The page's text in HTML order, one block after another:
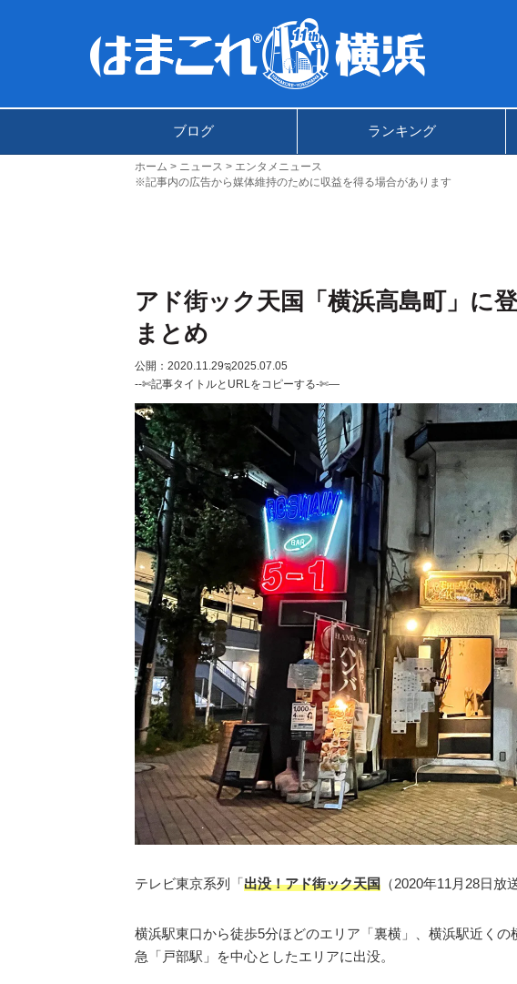
ブログ ランキング
ホーム ニュース
エンタメニュース
※記事内の広告から媒体維持のために収益を得る場合があります
アド街ック天国「横浜高島町」に
まとめ
公開：2020.11.29ಇ2025.07.05
--✄記事タイトルとURLをコピーする-✄—
テレビ東京系列「出没！アド街ック天国 （2020年11月28日放
横浜駅東口から徒歩5分ほどのエリア「裏横」、横浜駅近く
急「戸部駅」を中心としたエリアに出没。